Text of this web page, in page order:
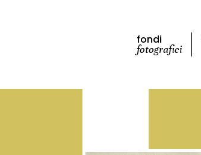
fondi
fotografici